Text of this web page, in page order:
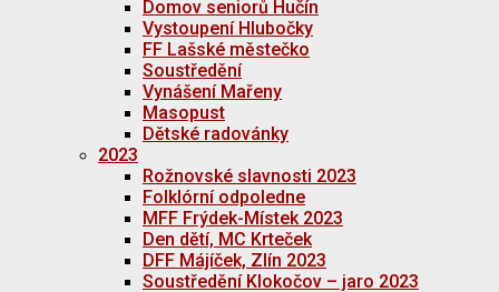
Domov seniorů Hučín
Vystoupení Hlubočky
FF Lašské městečko
Soustředění
Vynášení Mařeny
Masopust
Dětské radovánky
2023
Rožnovské slavnosti 2023
Folklórní odpoledne
MFF Frýdek-Místek 2023
Den dětí, MC Krteček
DFF Májíček, Zlín 2023
Soustředění Klokočov – jaro 2023